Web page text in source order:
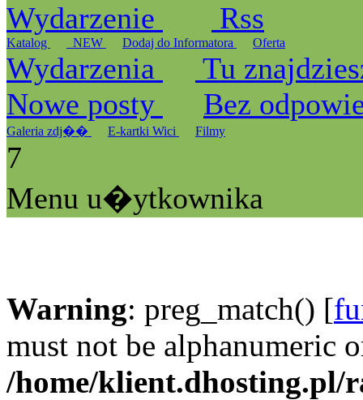
Wydarzenie
Rss
Katalog _NEW Dodaj do Informatora Oferta
Wydarzenia
Tu
Nowe posty
Bez
Galeria zdj�� E-kartki Wici Filmy
7
Menu u�ytkownika
Warning: preg_match() [
must not be alphanumeric
/home/klient.dhosting.pl/